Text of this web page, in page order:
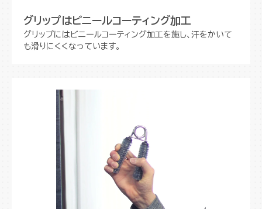
グリップはビニールコーティング加工
グリップにはビニールコーティング加工を施し、汗をかいて
も滑りにくくなっています。